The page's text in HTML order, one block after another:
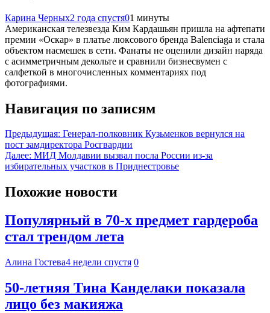
Карина Черных2 года спустя01 минуты
Американская телезвезда Ким Кардашьян пришла на афтепати
премии «Оскар» в платье люксового бренда Balenciaga и стала
объектом насмешек в сети. Фанаты не оценили дизайн наряда
с асимметричным декольте и сравнили бизнесвумен с
салфеткой в многочисленных комментариях под
фотографиями.
Навигация по записям
Предыдущая: Генерал-полковник Кузьменков вернулся на
пост замдиректора Росгвардии
Далее: МИД Молдавии вызвал посла России из-за
избирательных участков в Приднестровье
Похожие новости
Популярный в 70-х предмет гардероба
стал трендом лета
Алина Гостева4 недели спустя 0
50-летняя Тина Канделаки показала
лицо без макияжа